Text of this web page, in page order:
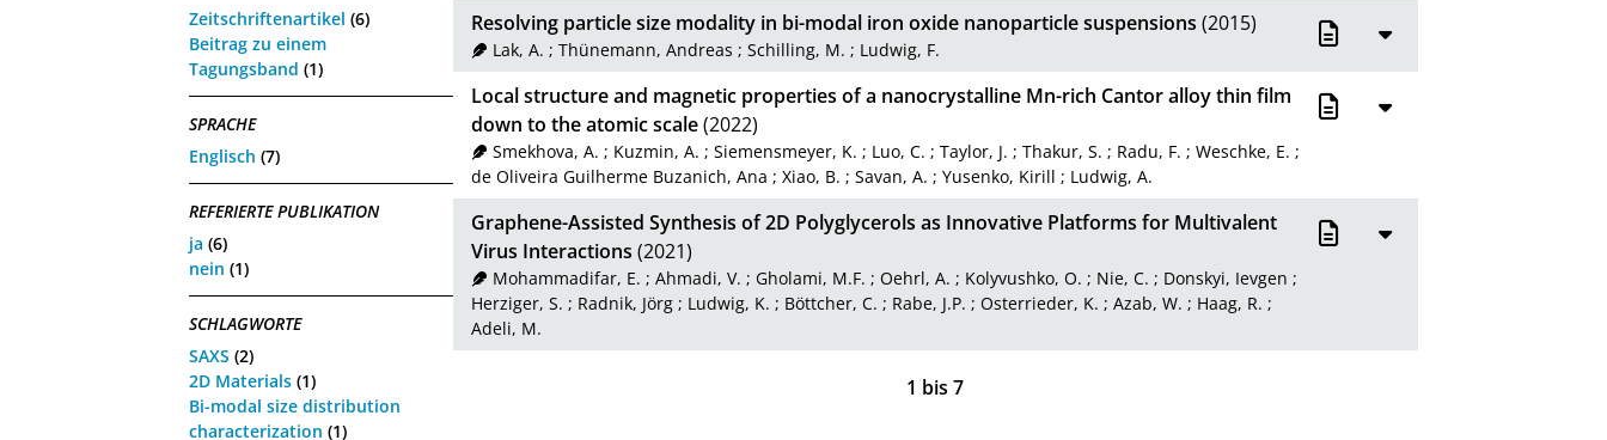
Zeitschriftenartikel (6)
Beitrag zu einem
Tagungsband (1)
SPRACHE
Englisch (7)
REFERIERTE PUBLIKATION
ja (6)
nein (1)
SCHLAGWORTE
SAXS (2)
2D Materials (1)
Bi-modal size distribution
characterization (1)
Resolving particle size modality in bi-modal iron oxide nanoparticle suspensions (2015)
Lak, A. ;Thünemann, Andreas ;Schilling, M. ; Ludwig, F.
Local structure and magnetic properties of a nanocrystalline Mn-rich Cantor alloy thin film
down to the atomic scale(2022)
Smekhova, A. ; Kuzmin, A. ;Siemensmeyer, K. ; Luo, C. ;Taylor, J. ;Thakur, S. ; Radu, F. ;Weschke, E. ;
de Oliveira Guilherme Buzanich, Ana ; Xiao, B. ; Savan, A. ; Yusenko, Kirill ; Ludwig, A.
Graphene-Assisted Synthesis of 2D Polyglycerols as Innovative Platforms for Multivalent
Virus Interactions (2021)
Mohammadifar, E. ;Ahmadi, V. ; Gholami, M.F. ;Oehrl, A. ; Kolyvushko, O. ; Nie, C. ; Donskyi, Ievgen ;
Herziger, S. ; Radnik, Jörg; Ludwig, K. ; Böttcher, C. ; Rabe, J.P. ; Osterrieder, K. ; Azab, W. ; Haag, R. ;
Adeli, M.
1 bis7